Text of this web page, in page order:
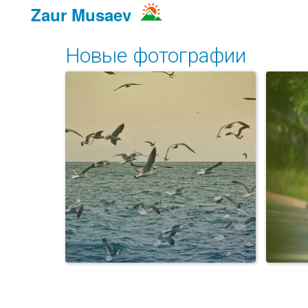
Zaur Musaev
Новые фотографии